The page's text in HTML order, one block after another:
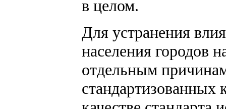
в целом.
Для устранения
населения городов
отдельным
стандартизованных